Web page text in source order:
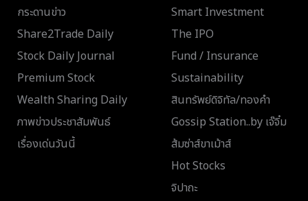
กระดานข่าว
Share2Trade Daily
Stock Daily Journal
Premium Stock
Wealth Sharing Daily
ภาพข่าวประชาสัมพันธ์
เรื่องเด่นวันนี้
Smart Investment
The IPO
Fund / Insurance
Sustainability
สินทรัพย์ดิจิทัล/ทองคำ
Gossip Station..by เจ๊จิ๋ม
ส้มซ่าส์ขาเม้าส์
Hot Stocks
จิปาถะ